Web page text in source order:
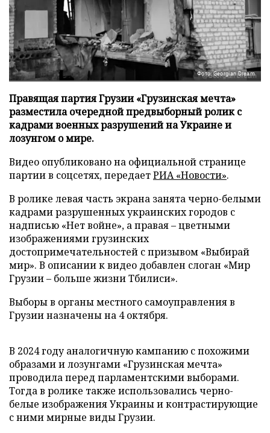
Фото: Georgian Dream
Правящая партия Грузии «Грузинская мечта»
разместила очередной предвыборный ролик с
кадрами военных разрушений на Украине и
лозунгом о мире.
Видео опубликовано на официальной странице
партии в соцсетях, передаетРИА «Новости».
В ролике левая часть экрана занята черно-белыми
кадрами разрушенных украинских городов с
надписью «Нет войне», а правая – цветными
изображениями грузинских
достопримечательностей с призывом «Выбирай
мир». В описании к видео добавлен слоган «Мир
Грузии – больше жизни Тбилиси».
Выборы в органы местного самоуправления в
Грузии назначены на 4 октября.
В 2024 году аналогичную кампанию с похожими
образами и лозунгами «Грузинская мечта»
проводила перед парламентскими выборами.
Тогда в ролике также использовались черно-
белые изображения Украины и контрастирующие
с ними мирные виды Грузии.